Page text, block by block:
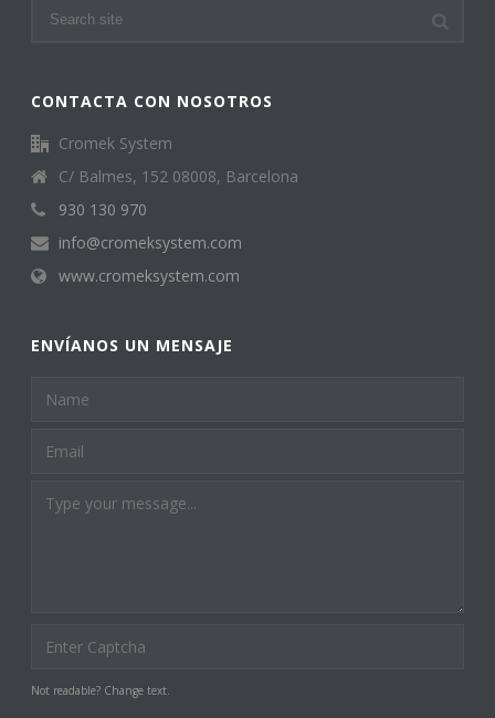
CONTACTA CON NOSOTROS
Cromek System
C/ Balmes, 152 08008, Barcelona
930 130 970
info@cromeksystem.com
www.cromeksystem.com
ENVÍANOS UN MENSAJE
Not readable? Change text.